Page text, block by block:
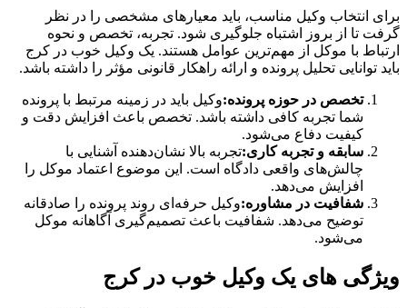
برای انتخاب وکیل مناسب، باید معیارهای مشخصی را در نظر
گرفت تا از بروز اشتباه جلوگیری شود. تجربه، تخصص و نحوه
ارتباط با موکل از مهم‌ترین عوامل هستند. یک وکیل خوب در کرج
باید توانایی تحلیل پرونده و ارائه راهکار قانونی مؤثر را داشته باشد.
تخصص در حوزه پرونده:وکیل باید در زمینه مرتبط با پرونده
شما تجربه کافی داشته باشد. تخصص باعث افزایش دقت و
کیفیت دفاع می‌شود.
سابقه و تجربه کاری:تجربه بالا نشان‌دهنده آشنایی با
چالش‌های واقعی دادگاه است. این موضوع اعتماد موکل را
افزایش می‌دهد.
شفافیت در مشاوره:وکیل حرفه‌ای روند پرونده را صادقانه
توضیح می‌دهد. شفافیت باعث تصمیم‌گیری آگاهانه موکل
می‌شود.
ویژگی‌ های یک وکیل خوب در کرج